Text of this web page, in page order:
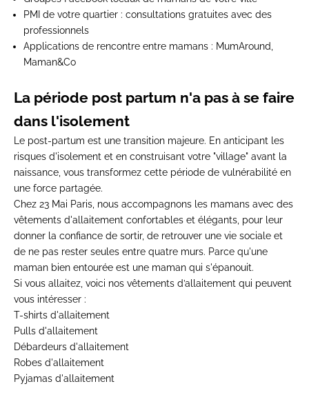
PMI de votre quartier : consultations gratuites avec des
professionnels
Applications de rencontre entre mamans : MumAround,
Maman&Co
La période post partum n'a pas à se faire
dans l'isolement
Le post-partum est une transition majeure. En anticipant les
risques d'isolement et en construisant votre "village" avant la
naissance, vous transformez cette période de vulnérabilité en
une force partagée.
Chez 23 Mai Paris, nous accompagnons les mamans avec des
vêtements d'allaitement confortables et élégants, pour leur
donner la confiance de sortir, de retrouver une vie sociale et
de ne pas rester seules entre quatre murs. Parce qu'une
maman bien entourée est une maman qui s'épanouit.
Si vous allaitez, voici nos vêtements d’allaitement qui peuvent
vous intéresser :
T-shirts d'allaitement
Pulls d'allaitement
Débardeurs d'allaitement
Robes d'allaitement
Pyjamas d'allaitement